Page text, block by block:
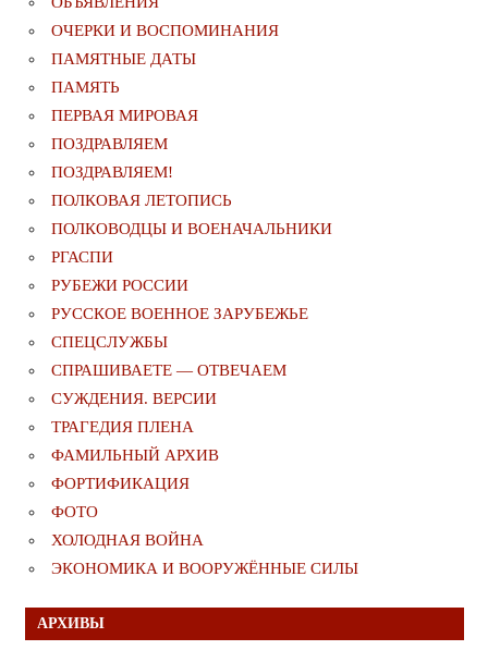
ОЧЕРКИ И ВОСПОМИНАНИЯ
ПАМЯТНЫЕ ДАТЫ
ПАМЯТЬ
ПЕРВАЯ МИРОВАЯ
ПОЗДРАВЛЯЕМ
ПОЗДРАВЛЯЕМ!
ПОЛКОВАЯ ЛЕТОПИСЬ
ПОЛКОВОДЦЫ И ВОЕНАЧАЛЬНИКИ
РГАСПИ
РУБЕЖИ РОССИИ
РУССКОЕ ВОЕННОЕ ЗАРУБЕЖЬЕ
СПЕЦСЛУЖБЫ
СПРАШИВАЕТЕ — ОТВЕЧАЕМ
СУЖДЕНИЯ. ВЕРСИИ
ТРАГЕДИЯ ПЛЕНА
ФАМИЛЬНЫЙ АРХИВ
ФОРТИФИКАЦИЯ
ФОТО
ХОЛОДНАЯ ВОЙНА
ЭКОНОМИКА И ВООРУЖЁННЫЕ СИЛЫ
АРХИВЫ